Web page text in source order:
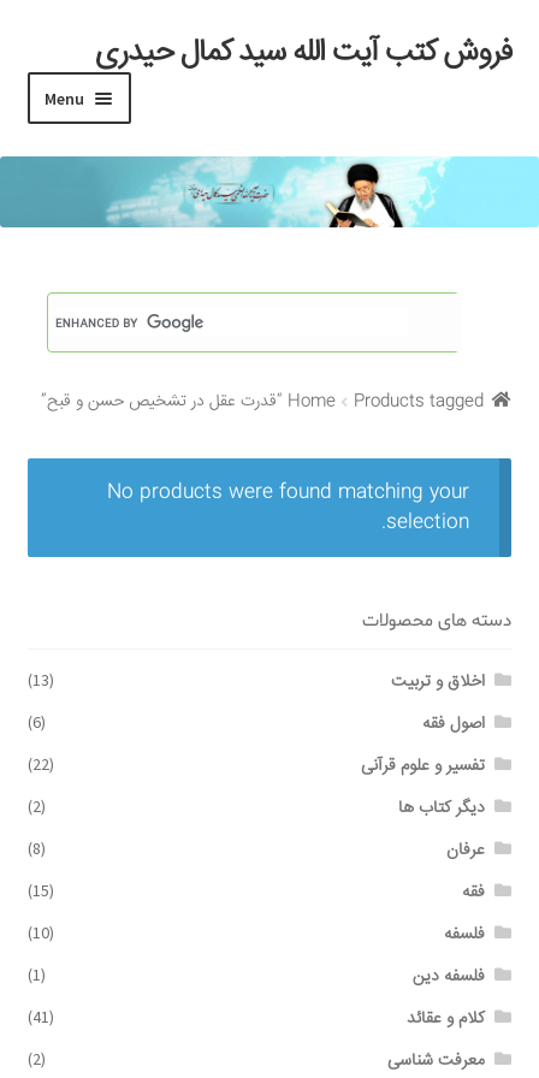
Skip
to
Skip
to
فروش کتب آیت الله سید کمال حیدری
Menu
خانه
#97 (بدون عنوان)
Checkout
My account
Search Results
Shop
برگه نمونه
بلاگ
پرداخت
تماس با ما
ثبت شکایات
حساب کاربری من
درباره ما
Home Products tagged “قدرت عقل در تشخیص حسن و قبح”
No products were found matching your
selection.
دسته های محصولات
اخلاق و تربیت (13)
اصول فقه (6)
تفسیر و علوم قرآنی (22)
دیگر کتاب ها (2)
عرفان (8)
فقه (15)
فلسفه (10)
فلسفه دین (1)
کلام و عقائد (41)
معرفت شناسی (2)